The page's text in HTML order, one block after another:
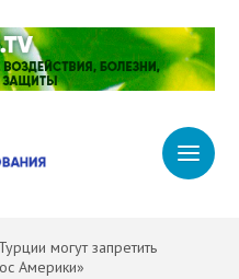
могут запретить
Америки»